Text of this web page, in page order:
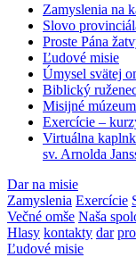
Zamyslenia na
Slovo
Proste Pána
Ľudové misie
Úmysel svätej
Biblický
Misijné múzeum
Exercície –
Virtuálna
sv. Arnolda
Dar na misie
Zamyslenia Exercície
Večné omše Naša
Hlasy kontakty dar
Ľudové misie